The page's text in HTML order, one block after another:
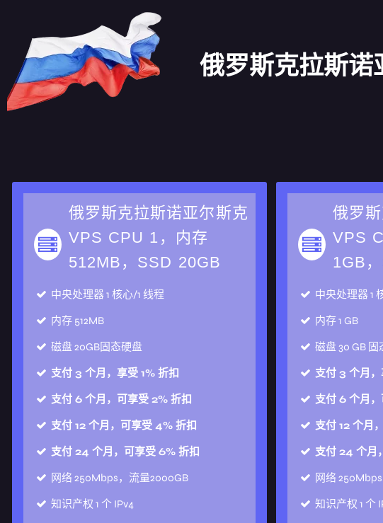
俄罗斯克拉斯
俄罗斯克拉斯诺亚尔斯克
VPS CPU 1，内存
512MB，SSD 20GB
中央处理器1 核心/1 线程
内存 512MB
磁盘20GB固态硬盘
支付 3 个月，享受 1% 折扣
支付 6 个月，可享受 2% 折扣
支付 12 个月，可享受 4% 折扣
支付 24 个月，可享受 6% 折扣
网络250Mbps，流量2000GB
知识产权 1 个 IPv4
俄罗
VPS
1GB
中央处理器1
内存1 GB
磁盘30 GB 固
支付 3 个月
支付 6 个月
支付 12 个月
支付 24 个月
网络
知识产权 1 个